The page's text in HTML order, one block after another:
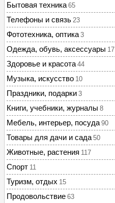
Бытовая техника 65
Телефоны и связь 23
Фототехника, оптика 3
Одежда, обувь, аксессуары 17
Здоровье и красота 44
Музыка, искусство 10
Праздники, подарки 3
Книги, учебники, журналы 8
Мебель, интерьер, посуда 90
Товары для дачи и сада 50
Животные, растения 117
Спорт 11
Туризм, отдых 15
Продовольствие 63